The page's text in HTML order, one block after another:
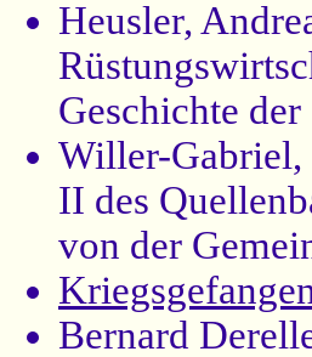
Heusler,
Geschichte
Willer-Gabriel,
II des
von der
Bernard